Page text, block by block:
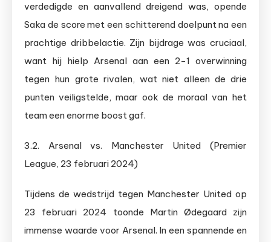
verdedigde en aanvallend dreigend was, opende
Saka de score met een schitterend doelpunt na een
prachtige dribbelactie. Zijn bijdrage was cruciaal,
want hij hielp Arsenal aan een 2-1 overwinning
tegen hun grote rivalen, wat niet alleen de drie
punten veiligstelde, maar ook de moraal van het
team een enorme boost gaf.
3.2. Arsenal vs. Manchester United (Premier
League, 23 februari 2024)
Tijdens de wedstrijd tegen Manchester United op
23 februari 2024 toonde Martin Ødegaard zijn
immense waarde voor Arsenal. In een spannende en